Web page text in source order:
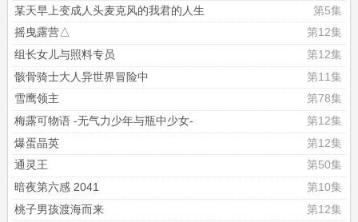
某天早上变成人头麦克风的我君的人生
第5集
摇曳露营△
第12集
组长女儿与照料专员
第12集
骸骨骑士大人异世界冒险中
第11集
雪鹰领主
第78集
梅露可物语 -无气力少年与瓶中少女-
第12集
爆蛋晶英
第12集
通灵王
第50集
暗夜第六感 2041
第10集
桃子男孩渡海而来
第12集